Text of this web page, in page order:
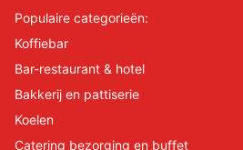
Populaire categorieën:
Koffiebar
Bar-restaurant & hotel
Bakkerij en pattiserie
Koelen
Catering bezorging en buffet